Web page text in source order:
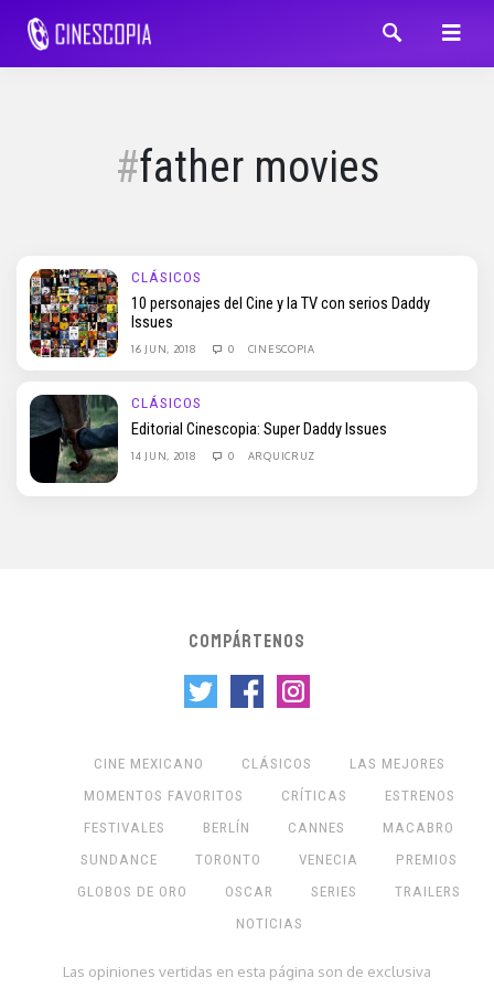
father movies
CLÁSICOS
10 personajes del Cine y la TV con serios Daddy
Issues
16 JUN, 2018 0 CINESCOPIA
CLÁSICOS
Editorial Cinescopia: Super Daddy Issues
14 JUN, 2018 0 ARQUICRUZ
COMPÁRTENOS
CINE MEXICANO CLÁSICOS
LAS MEJORES
MOMENTOS FAVORITOS
CRÍTICAS
ESTRENOS
FESTIVALES
BERLÍN CANNES
MACABRO
SUNDANCE
TORONTO VENECIA
PREMIOS
GLOBOS DE ORO
OSCAR SERIES
TRAILERS
NOTICIAS
Las opiniones vertidas en esta página son de exclusiva